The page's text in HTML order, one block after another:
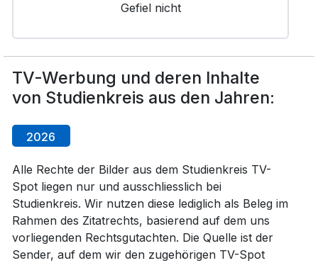
Gefiel nicht
TV-Werbung und deren Inhalte
von Studienkreis aus den Jahren:
2026
Alle Rechte der Bilder aus dem Studienkreis TV-
Spot liegen nur und ausschliesslich bei
Studienkreis. Wir nutzen diese lediglich als Beleg im
Rahmen des Zitatrechts, basierend auf dem uns
vorliegenden Rechtsgutachten. Die Quelle ist der
Sender, auf dem wir den zugehörigen TV-Spot